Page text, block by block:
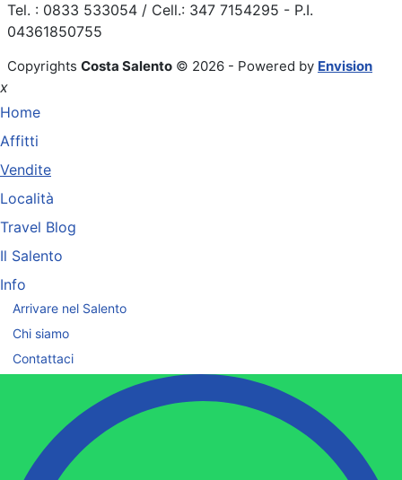
Tel. : 0833 533054 / Cell.: 347 7154295 - P.I.
04361850755
Copyrights Costa Salento © 2026 - Powered by Envision
x
Home
Affitti
Vendite
Località
Travel Blog
Il Salento
Info
Arrivare nel Salento
Chi siamo
Contattaci